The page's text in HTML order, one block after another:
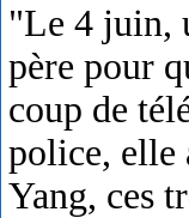
"Le 4 juin,
père pour
coup de
police, elle
Yang, ces